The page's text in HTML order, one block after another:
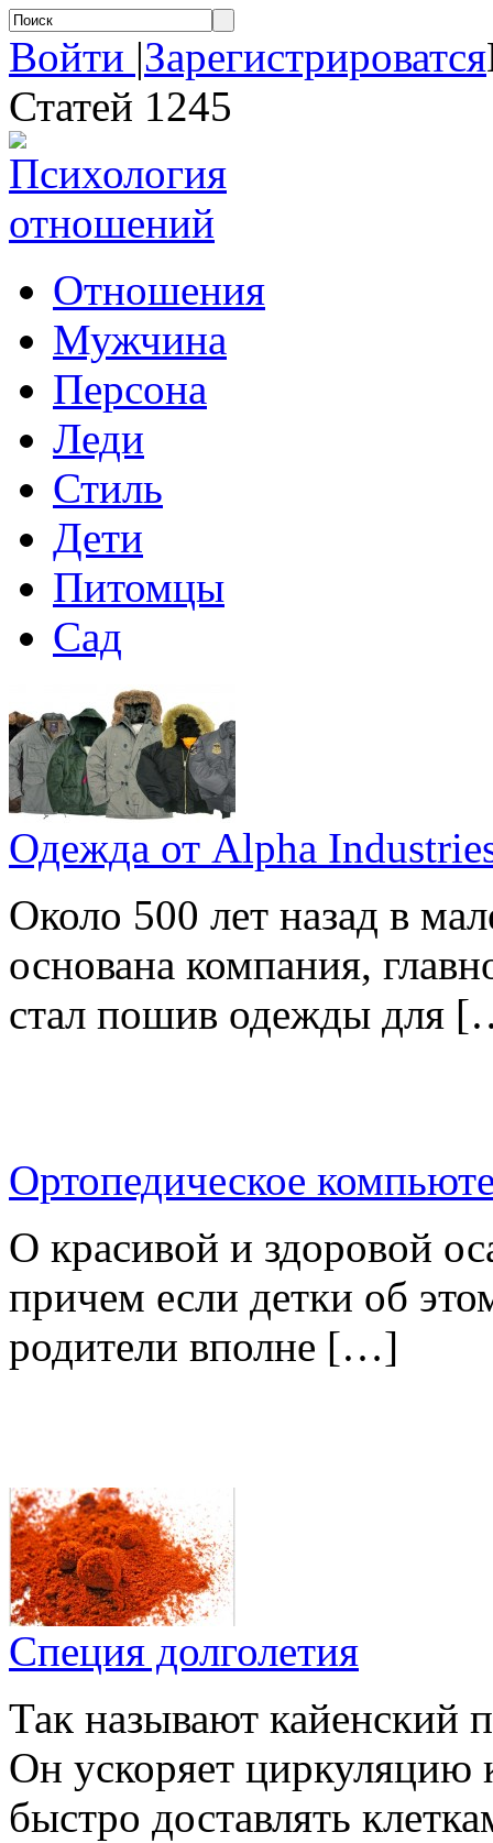
Войти |Зарегистрироватся
Статей 1245
Отношения
Мужчина
Персона
Леди
Стиль
Дети
Питомцы
Сад
Одежда от Alpha
Около 500 лет назад в
основана компания,
стал пошив одежды для
Ортопедическое
О красивой и здоровой
причем если детки об
родители вполне […]
Специя долголетия
Так называют кайенский
Он ускоряет циркуляцию
быстро доставлять